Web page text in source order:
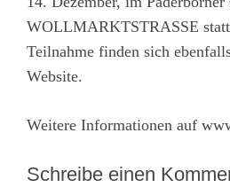
WOLLMARKTSTRASSE
Teilnahme finden sich
Website.
Weitere Informationen auf
Schreibe einen